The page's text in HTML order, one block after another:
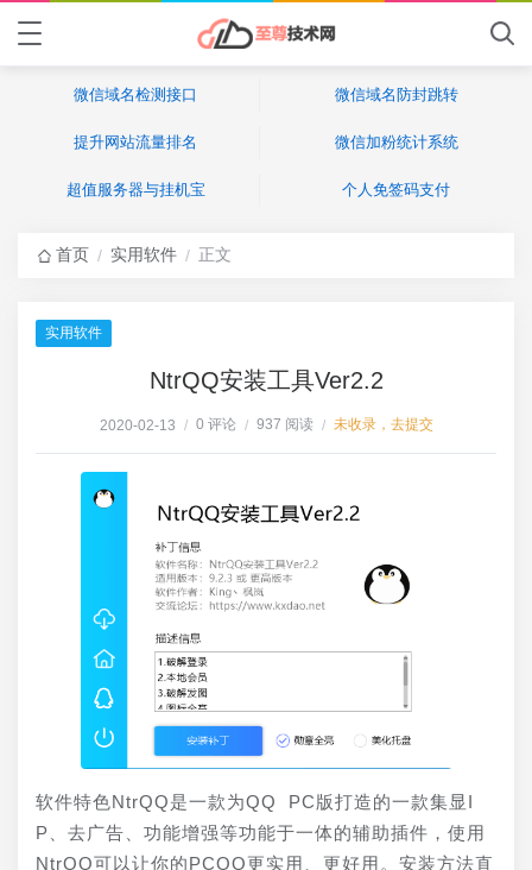
微信域名检测接口 微信域名防封跳转
提升网站流量排名 微信加粉统计系统
超值服务器与挂机宝 个人免签码支付
首页 / 实用软件 / 正文
实用软件
NtrQQ安装工具Ver2.2
2020-02-13 / 0 评论 / 937 阅读 / 未收录，去提交
软件特色NtrQQ是一款为QQ PC版打造的一款集显I
P、去广告、功能增强等功能于一体的辅助插件，使用
NtrQQ可以让你的PCQQ更实用、更好用。安装方法直